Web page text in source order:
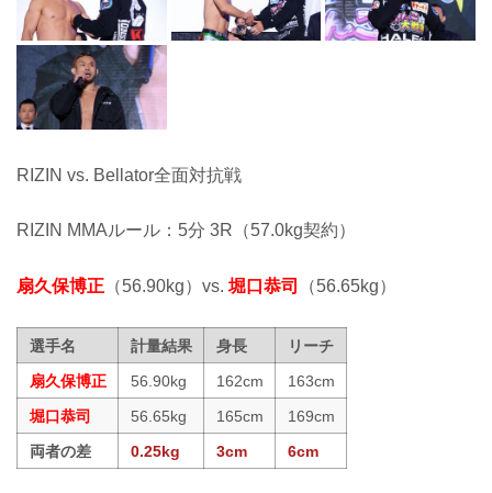
RIZIN vs. Bellator全面対抗戦
RIZIN MMAルール：5分 3R（57.0kg契約）
扇久保博正 （56.90kg）vs. 堀口恭司 （56.65kg）
選手名 計量結果 身長
リーチ
扇久保博正
56.90kg 162cm
163cm
堀口恭司
56.65kg 165cm
169cm
両者の差
0.25kg 3cm 6cm